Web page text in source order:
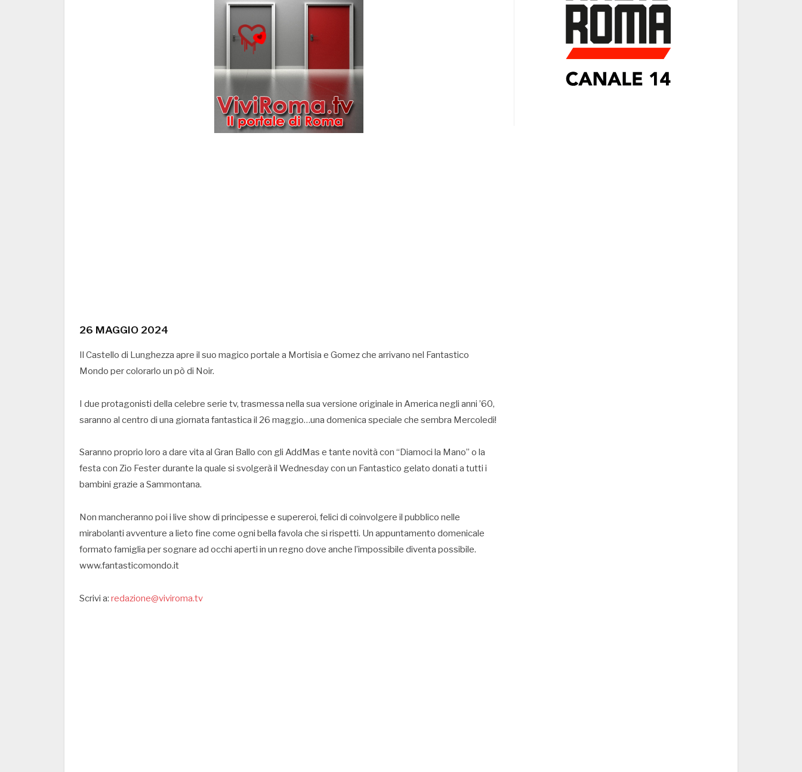
26 MAGGIO 2024
Il Castello di Lunghezza apre il suo magico portale a Mortisia e Gomez che arrivano nel Fantastico
Mondo per colorarlo un pò di Noir.
I due protagonisti della celebre serie tv, trasmessa nella sua versione originale in America negli anni ’60,
saranno al centro di una giornata fantastica il 26 maggio…una domenica speciale che sembra Mercoledi!
Saranno proprio loro a dare vita al Gran Ballo con gli AddMas e tante novità con “Diamoci la Mano” o la
festa con Zio Fester durante la quale si svolgerà il Wednesday con un Fantastico gelato donati a tutti i
bambini grazie a Sammontana.
Non mancheranno poi i live show di principesse e supereroi, felici di coinvolgere il pubblico nelle
mirabolanti avventure a lieto fine come ogni bella favola che si rispetti. Un appuntamento domenicale
formato famiglia per sognare ad occhi aperti in un regno dove anche l’impossibile diventa possibile.
www.fantasticomondo.it
Scrivi a: redazione@viviroma.tv